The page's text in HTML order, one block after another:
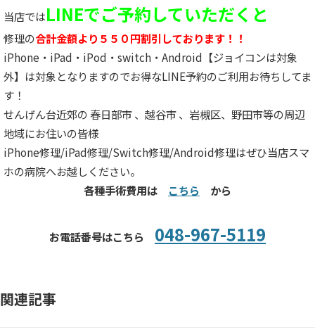
当店ではLINEでご予約していただくと
修理の合計金額より５５０円割引しております！！
iPhone・iPad・iPod・switch・Android【ジョイコンは対象
外】は対象となりますのでお得なLINE予約のご利用お待ちしてま
す！
せんげん台近郊の 春日部市 、越谷市 、岩槻区、野田市等の周辺
地域にお住いの皆様
iPhone修理/iPad修理/Switch修理/Android修理はぜひ当店スマ
ホの病院へお越しください。
各種手術費用は こちら から
お電話番号はこちら 048-967-5119
関連記事